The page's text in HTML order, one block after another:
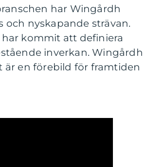
har Wingårdh
nyskapande strävan.
har kommit att definiera
inverkan. Wingårdh
är en förebild för framtiden